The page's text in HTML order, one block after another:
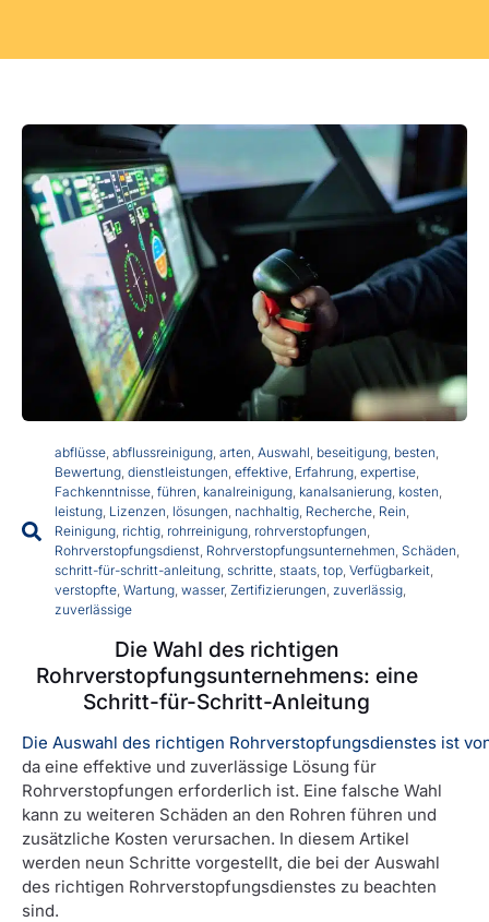
abflüsse abflussreinigung arten Auswahl beseitigung besten
Bewertung dienstleistungen effektive Erfahrung expertise
Fachkenntnisse führen kanalreinigung kanalsanierung kosten
leistung Lizenzen lösungen nachhaltig Recherche Rein
Reinigung richtig rohrreinigung rohrverstopfungen
Rohrverstopfungsdienst Rohrverstopfungsunternehmen Schäden
schritt-für-schritt-anleitung schritte staats top Verfügbarkeit
verstopfte Wartung wasser, Zertifizierungen zuverlässig
zuverlässige
Die Wahl des richtigen
Rohrverstopfungsunternehmens: eine
Schritt-für-Schritt-Anleitung
Die Auswahl des richtigen Rohrverstopfungsdienstes ist
da eine effektive und zuverlässige Lösung für
Rohrverstopfungen erforderlich ist. Eine falsche Wahl
kann zu weiteren Schäden an den Rohren führen und
zusätzliche Kosten verursachen. In diesem Artikel
werden neun Schritte vorgestellt, die bei der Auswahl
des richtigen Rohrverstopfungsdienstes zu beachten
sind.